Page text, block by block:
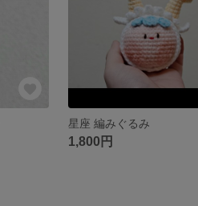
星座 編みぐるみ
1,800円